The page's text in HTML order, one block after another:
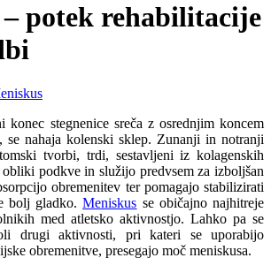
potek rehabilitacije
konec stegnenice sreča z osrednjim koncem
se nahaja kolenski sklep. Zunanji in notranji
tvorbi, trdi, sestavljeni iz kolagenskih
podkve in služijo predvsem za izboljšan
obremenitev ter pomagajo stabilizirati
bolj gladko.Meniskus se običajno najhitreje
med atletsko aktivnostjo. Lahko pa se
drugi aktivnosti, pri kateri se uporabijo
obremenitve, presegajo moč meniskusa.